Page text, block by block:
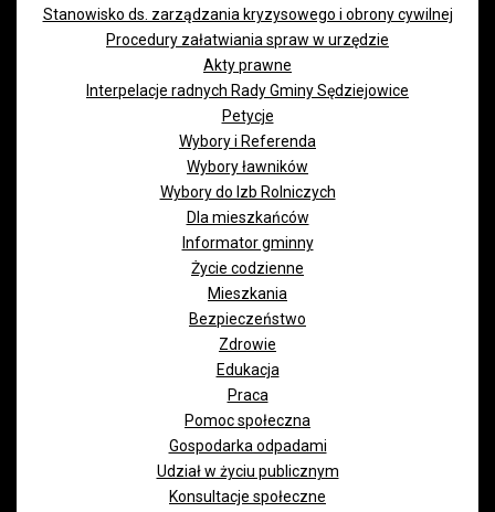
Stanowisko ds. zarządzania kryzysowego i obrony cywilnej
Procedury załatwiania spraw w urzędzie
Akty prawne
Interpelacje radnych Rady Gminy Sędziejowice
Petycje
Wybory i Referenda
Wybory ławników
Wybory do Izb Rolniczych
Dla mieszkańców
Informator gminny
Życie codzienne
Mieszkania
Bezpieczeństwo
Zdrowie
Edukacja
Praca
Pomoc społeczna
Gospodarka odpadami
Udział w życiu publicznym
Konsultacje społeczne